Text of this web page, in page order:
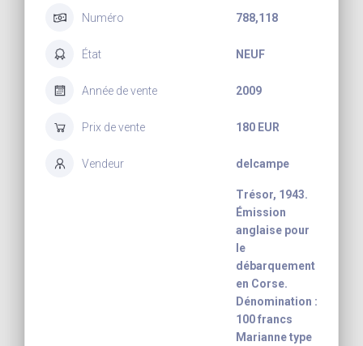
Numéro 788,118
État NEUF
Année de vente 2009
Prix de vente 180 EUR
Vendeur delcampe
Trésor, 1943.
Émission
anglaise pour
le
débarquement
en Corse.
Dénomination :
100 francs
Marianne type